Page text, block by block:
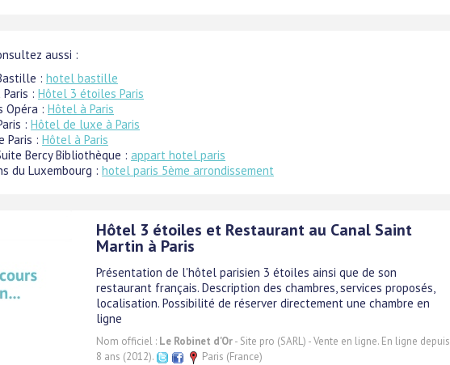
aussi :
: hotel bastille
: Hôtel 3 étoiles Paris
Opéra : Hôtel à Paris
: Hôtel de luxe à Paris
Paris : Hôtel à Paris
Bercy Bibliothèque : appart hotel paris
du Luxembourg : hotel paris 5ème arrondissement
Hôtel 3 étoiles et Restaurant au Canal Saint
Martin à Paris
Présentation de l'hôtel parisien 3 étoiles ainsi que de son
restaurant français. Description des chambres, services proposés,
localisation. Possibilité de réserver directement une chambre en
ligne
Nom officiel : Le Robinet d'Or- Site pro (SARL) - Vente en ligne. En ligne depuis
8 ans (2012).
Paris (France)